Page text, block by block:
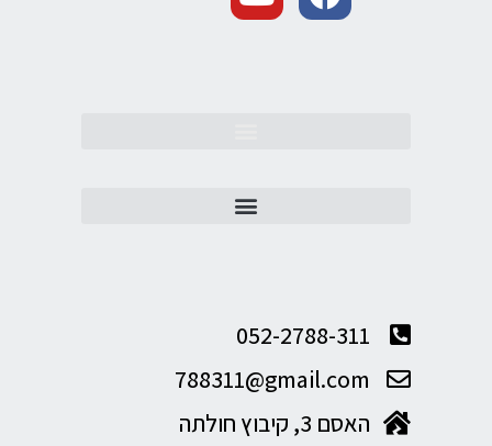
052-2788-311
788311@gmail.com
האסם 3, קיבוץ חולתה